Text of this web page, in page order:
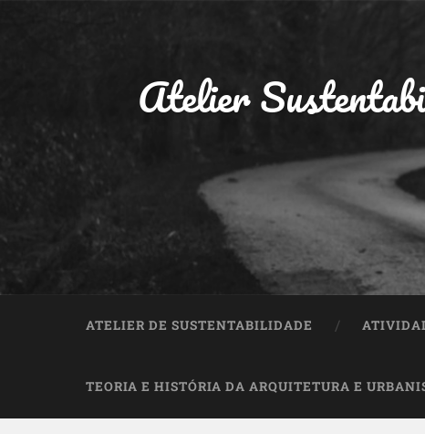
Atelier
ATELIER DE SUSTENTABILIDADE
TEORIA E HISTÓRIA DA ARQUITETURA E